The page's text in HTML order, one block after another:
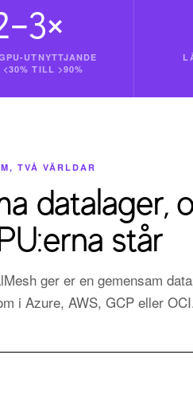
UTNYTTJANDE
<30% TILL >90%
TVÅ VÄRLDAR
datalager,
står
ger er en gemensam
i Azure, AWS, GCP eller